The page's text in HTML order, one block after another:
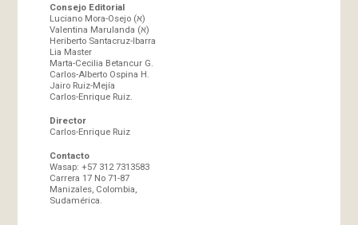
Consejo Editorial
Luciano Mora-Osejo (א)
Valentina Marulanda (א)
Heriberto Santacruz-Ibarra
Lia Master
Marta-Cecilia Betancur G.
Carlos-Alberto Ospina H.
Jairo Ruiz-Mejía
Carlos-Enrique Ruiz.
Director
Carlos-Enrique Ruiz
Contacto
Wasap: +57 312 7313583
Carrera 17 No 71-87
Manizales, Colombia,
Sudamérica.